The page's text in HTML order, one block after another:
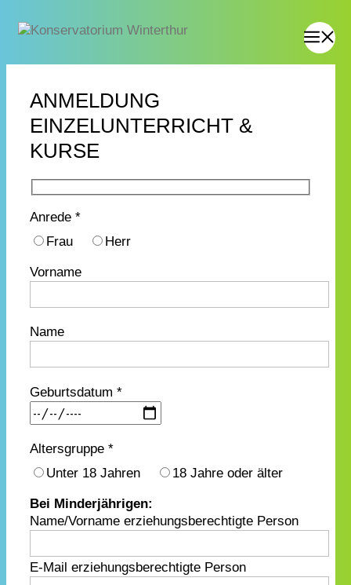
ANMELDUNG
EINZELUNTERRICHT &
KURSE
Anrede *
Frau
Herr
Vorname
Name
Geburtsdatum *
Altersgruppe *
Unter 18 Jahren
18 Jahre oder älter
Bei Minderjährigen:
Name/Vorname erziehungsberechtigte Person
E-Mail erziehungsberechtigte Person